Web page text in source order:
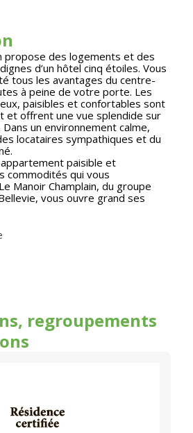
propose des logements et des
d’un hôtel cinq étoiles. Vous
tous les avantages du centre-
à peine de votre porte. Les
paisibles et confortables sont
et offrent une vue splendide sur
Dans un environnement calme,
locataires sympathiques et du
paisible et
commodités qui vous
Manoir Champlain, du groupe
vous ouvre grand ses
regroupements